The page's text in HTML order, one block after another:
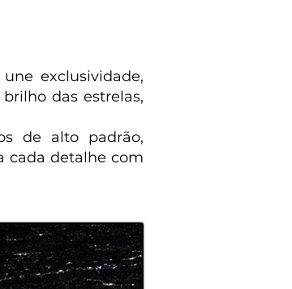
exclusividade,
das estrelas,
de alto padrão,
cada detalhe com